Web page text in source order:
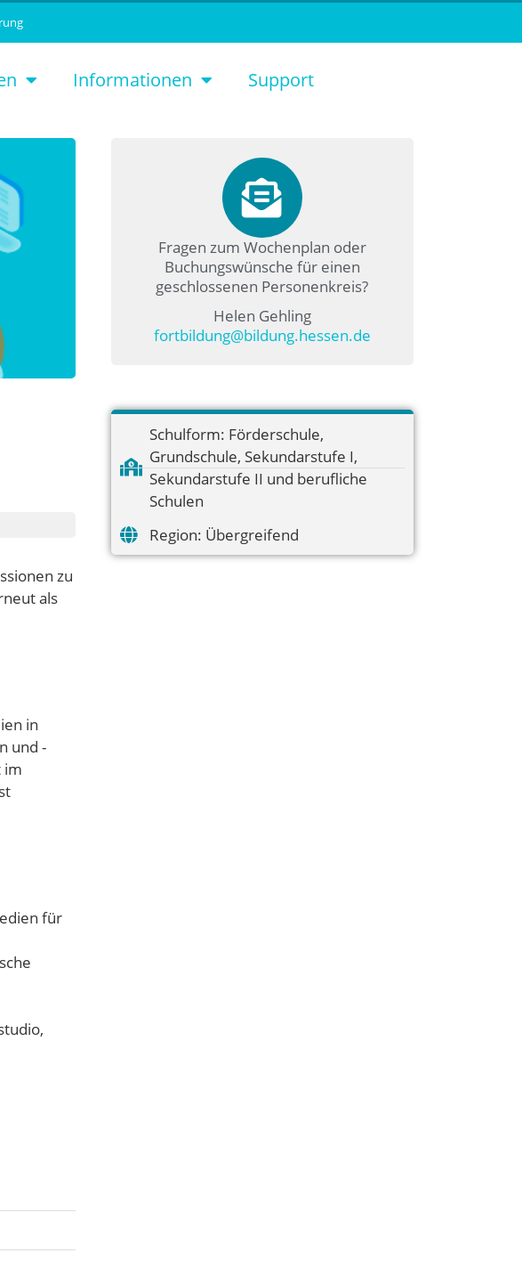
Informationen Support
zu
als
in
und -
im
für
Fragen zum Wochenplan oder
Buchungswünsche für einen
geschlossenen Personenkreis?
Helen Gehling
fortbildung@bildung.hessen.de
Schulform: Förderschule,
Grundschule, Sekundarstufe I,
Sekundarstufe II und berufliche
Schulen
Region: Übergreifend